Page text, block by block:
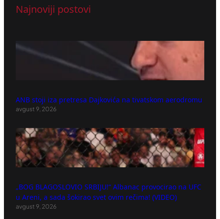
Najnoviji postovi
ANB stoji iza pretresa Dajkovića na tivatskom aerodromu
avgust 9, 2026
„BOG BLAGOSLOVIO SRBIJU!“ Albanac provocirao na UFC
u Areni, a sada šokirao svet ovim rečima! (VIDEO)
avgust 9, 2026